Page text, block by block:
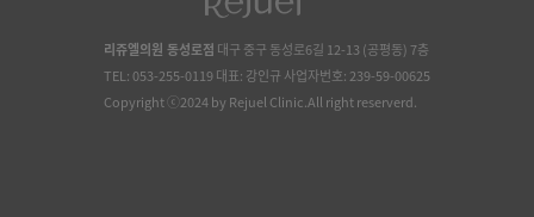
리쥬엘의원 동성로점 대구 중구 동성로6길 12-13 (공평동) 7층
TEL: 053-255-0119 대표: 강인규 사업자번호: 239-59-00625
Copyright ⓒ2024 by Rejuel Clinic.All right reserverd.